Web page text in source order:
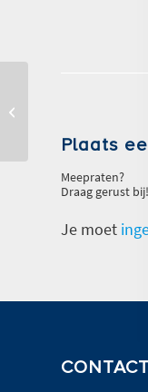
Plaats
Meepraten?
Draag gerust bij!
Je moet